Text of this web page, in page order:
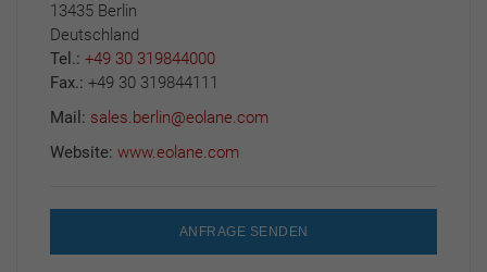
13435 Berlin
Deutschland
Tel.: +49 30 319844000
Fax.: +49 30 319844111
Mail: sales.berlin@eolane.com
Website: www.eolane.com
ANFRAGE SENDEN